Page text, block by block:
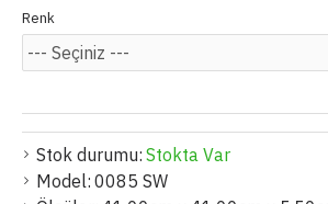
Stok durumu: Stokta Var
Model: 0085 SW
Renk